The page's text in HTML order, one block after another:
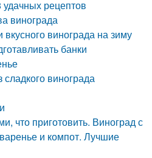
удачных рецептов
винограда
вкусного винограда на зиму
банки
винограда
что приготовить. Виноград с
и компот. Лучшие